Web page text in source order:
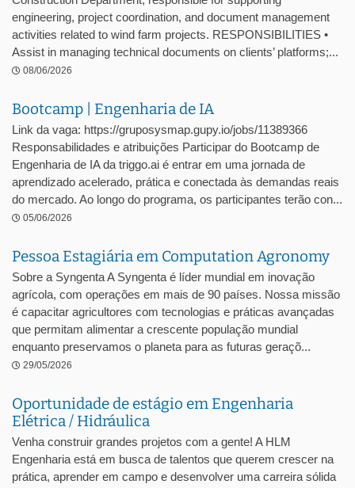
engineering, project coordination, and document management
activities related to wind farm projects. RESPONSIBILITIES •
Assist in managing technical documents on clients’ platforms;...
08/06/2026
Bootcamp | Engenharia de IA
Link da vaga: https://gruposysmap.gupy.io/jobs/11389366
Responsabilidades e atribuições Participar do Bootcamp de
Engenharia de IA da triggo.ai é entrar em uma jornada de
aprendizado acelerado, prática e conectada às demandas reais
do mercado. Ao longo do programa, os participantes terão con...
05/06/2026
Pessoa Estagiária em Computation Agronomy
Sobre a Syngenta A Syngenta é líder mundial em inovação
agrícola, com operações em mais de 90 países. Nossa missão
é capacitar agricultores com tecnologias e práticas avançadas
que permitam alimentar a crescente população mundial
enquanto preservamos o planeta para as futuras geraçõ...
29/05/2026
Oportunidade de estágio em Engenharia
Elétrica / Hidráulica
Venha construir grandes projetos com a gente! A HLM
Engenharia está em busca de talentos que querem crescer na
prática, aprender em campo e desenvolver uma carreira sólida